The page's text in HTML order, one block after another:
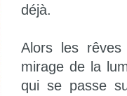
déjà.
Alors les
mirage de la
qui se passe